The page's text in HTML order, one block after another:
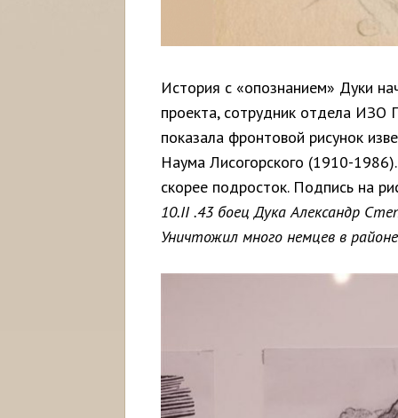
История с «опознанием» Дуки
проекта, сотрудник отдела ИЗО
показала фронтовой рисунок
Наума Лисогорского (1910-
скорее подросток. Подпись на
10.II.43 боец Дука Александр
Уничтожил много немцев в